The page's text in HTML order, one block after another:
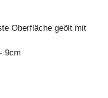
Oberfläche geölt mit
9cm